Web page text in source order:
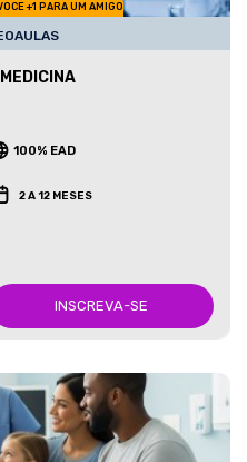
+1 PARA UM AMIGO
100% EAD
2 A 12 MESES
INSCREVA-SE